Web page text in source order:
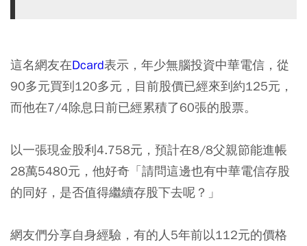
這名網友在Dcard表示，年少無腦投資中華電信，從
90多元買到120多元，目前股價已經來到約125元，
而他在7/4除息日前已經累積了60張的股票。
以一張現金股利4.758元，預計在8/8父親節能進帳
28萬5480元，他好奇「請問這邊也有中華電信存股
的同好，是否值得繼續存股下去呢？」
網友們分享自身經驗，有的人5年前以112元的價格